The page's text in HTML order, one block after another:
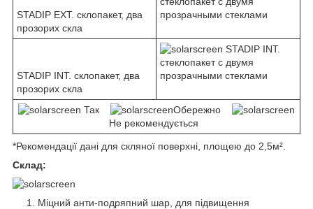
STADIP EXT. склопакет, два
прозорих скла
STADIP INT. склопакет, два
прозорих скла
Так
Обережно
Не рекомендується
*Рекомендації дані для скляної поверхні, площею до 2,5м².
Склад:
Міцний анти-подряпний шар, для підвищення